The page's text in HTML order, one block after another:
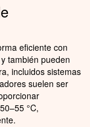
eficiente con
también pueden
incluidos sistemas
suelen ser
°C,